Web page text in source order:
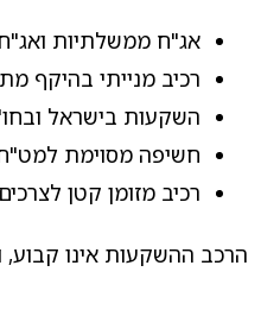
אג"ח ממשלתיות ואג"ח
רכיב מנייתי בהיקף
השקעות בישראל
חשיפה מסוימת למט"ח
רכיב מזומן קטן
הרכב ההשקעות אינו קבוע,